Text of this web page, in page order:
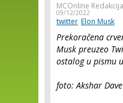
MCOnline Redakcija
09/12/2022
twitter Elon Musk
Prekoračena
Musk preuzeo
ostalog u pismu
foto: Akshar